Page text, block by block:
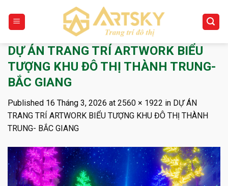
content
DỰ ÁN TRANG TRÍ ARTWORK BIỂU
TƯỢNG KHU ĐÔ THỊ THÀNH TRUNG-
BẮC GIANG
Published 16 Tháng 3, 2026 at 2560 × 1922 in DỰ ÁN
TRANG TRÍ ARTWORK BIỂU TƯỢNG KHU ĐÔ THỊ THÀNH
TRUNG- BẮC GIANG